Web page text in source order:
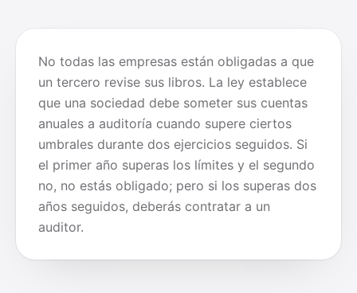
No todas las empresas están obligadas a que
un tercero revise sus libros. La ley establece
que una sociedad debe someter sus cuentas
anuales a auditoría cuando supere ciertos
umbrales durante dos ejercicios seguidos. Si
el primer año superas los límites y el segundo
no, no estás obligado; pero si los superas dos
años seguidos, deberás contratar a un
auditor.